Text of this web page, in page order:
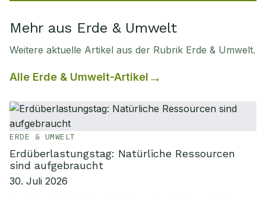
Mehr aus Erde & Umwelt
Weitere aktuelle Artikel aus der Rubrik Erde & Umwelt.
Alle Erde & Umwelt-Artikel
ERDE & UMWELT
Erdüberlastungstag: Natürliche Ressourcen
sind aufgebraucht
30. Juli 2026